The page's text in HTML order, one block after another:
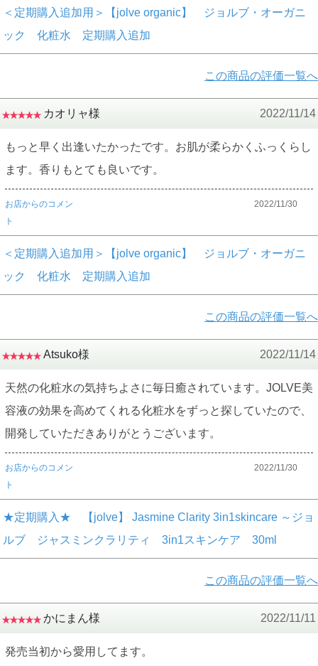
＜定期購入追加用＞【jolve organic】 ジョルブ・オーガニ
ック 化粧水 定期購入追加
この商品の評価一覧へ
カオリャ様 2022/11/14
もっと早く出逢いたかったです。お肌が柔らかくふっくらし
ます。香りもとても良いです。
お店からのコメン
ト
2022/11/30
＜定期購入追加用＞【jolve organic】 ジョルブ・オーガニ
ック 化粧水 定期購入追加
この商品の評価一覧へ
Atsuko様 2022/11/14
天然の化粧水の気持ちよさに毎日癒されています。JOLVE美
容液の効果を高めてくれる化粧水をずっと探していたので、
開発していただきありがとうございます。
お店からのコメン
ト
2022/11/30
★定期購入★ 【jolve】 Jasmine Clarity 3in1skincare ～ジョ
ルブ ジャスミンクラリティ 3in1スキンケア 30ml
この商品の評価一覧へ
かにまん様 2022/11/11
発売当初から愛用してます。